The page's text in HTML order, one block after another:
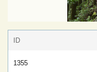
ID
1355